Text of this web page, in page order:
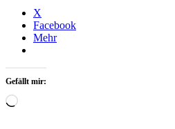
X
Facebook
Mehr
Gefällt mir:
Wird